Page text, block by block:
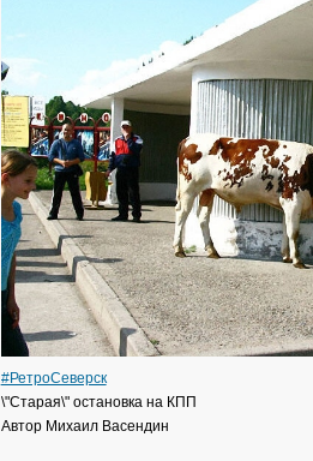
#РетроСеверск
\"Старая\" остановка на КПП
Автор Михаил Васендин